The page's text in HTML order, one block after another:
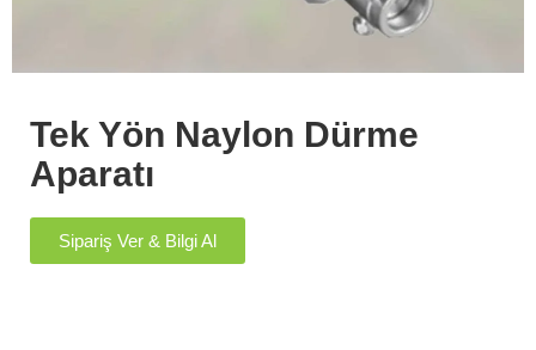
Tek Yön Naylon Dürme
Aparatı
Sipariş Ver & Bilgi Al